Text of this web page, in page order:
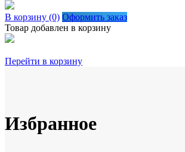
В корзину (0) Оформить заказ
Товар добавлен в корзину
Перейти в корзину
Избранное